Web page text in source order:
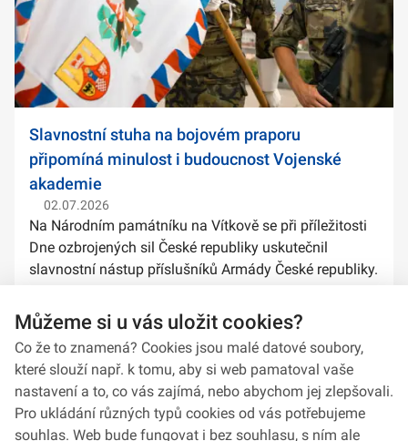
Slavnostní stuha na bojovém praporu
připomíná minulost i budoucnost Vojenské
akademie
02.07.2026
Na Národním památníku na Vítkově se při příležitosti
Dne ozbrojených sil České republiky uskutečnil
slavnostní nástup příslušníků Armády České republiky.
stuh na bojové prapory vybranýc...
Můžeme si u vás uložit cookies?
Co že to znamená? Cookies jsou malé datové soubory,
které slouží např. k tomu, aby si web pamatoval vaše
nastavení a to, co vás zajímá, nebo abychom jej zlepšovali.
Pro ukládání různých typů cookies od vás potřebujeme
souhlas. Web bude fungovat i bez souhlasu, s ním ale